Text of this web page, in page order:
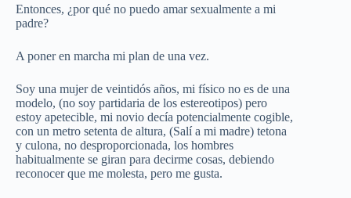
Entonces, ¿por qué no puedo amar sexualmente a mi
padre?
A poner en marcha mi plan de una vez.
Soy una mujer de veintidós años, mi físico no es de una
modelo, (no soy partidaria de los estereotipos) pero
estoy apetecible, mi novio decía potencialmente cogible,
con un metro setenta de altura, (Salí a mi madre) tetona
y culona, no desproporcionada, los hombres
habitualmente se giran para decirme cosas, debiendo
reconocer que me molesta, pero me gusta.